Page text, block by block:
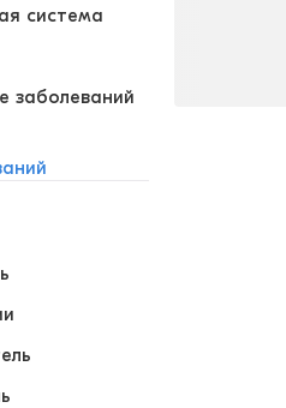
система
заболеваний